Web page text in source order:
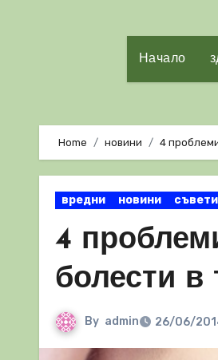
Начало
Home новини 4
вредни новини съвети
4
болести в
By admin 26/06/